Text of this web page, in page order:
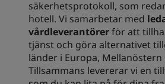
säkerhetsprotokoll, som
hotell. Vi samarbetar med
vårdleverantörerför att
tjänst och göra alternativet
länder i Europa, Mellanöstern
Tillsammans levererar vi en